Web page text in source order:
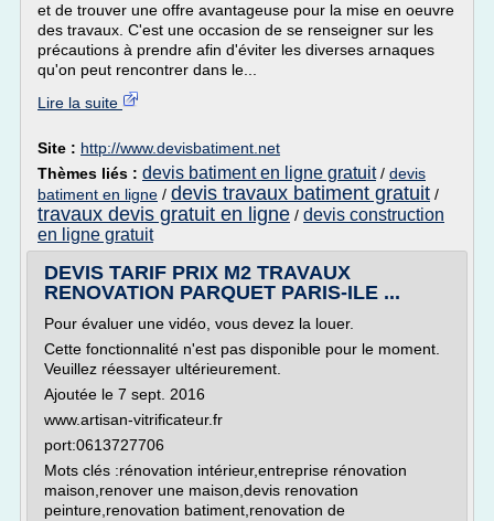
et de trouver une offre avantageuse pour la mise en oeuvre
des travaux. C'est une occasion de se renseigner sur les
précautions à prendre afin d'éviter les diverses arnaques
qu'on peut rencontrer dans le...
Lire la suite
Site : http://www.devisbatiment.net
Thèmes liés : devis batiment en ligne gratuit/ devis
batiment en ligne / devis travaux batiment gratuit /
travaux devis gratuit en ligne / devis construction
en ligne gratuit
DEVIS TARIF PRIX M2 TRAVAUX
RENOVATION PARQUET PARIS-ILE ...
Pour évaluer une vidéo, vous devez la louer.
Cette fonctionnalité n'est pas disponible pour le moment.
Veuillez réessayer ultérieurement.
Ajoutée le 7 sept. 2016
www.artisan-vitrificateur.fr
port:0613727706
Mots clés :rénovation intérieur,entreprise rénovation
maison,renover une maison,devis renovation
peinture,renovation batiment,renovation de